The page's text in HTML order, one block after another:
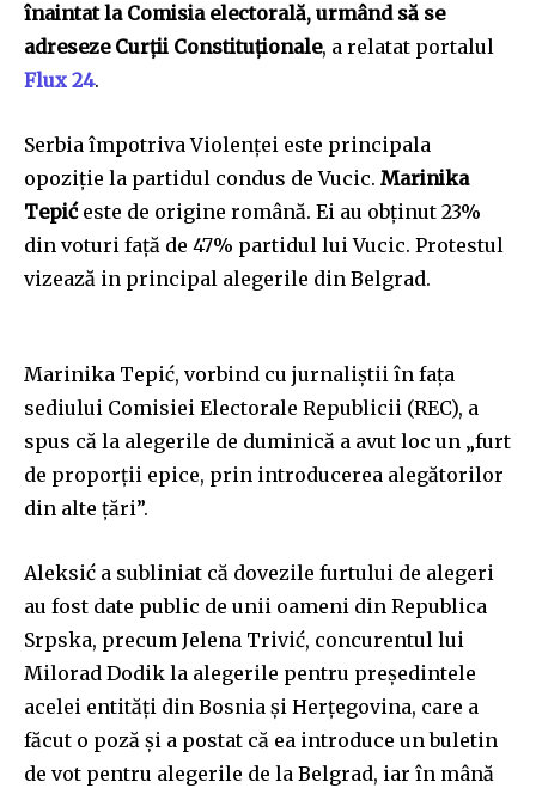
înaintat la Comisia electorală, urmând să se
adreseze Curții Constituționale, a relatat portalul
Flux 24.
Serbia împotriva Violenței este principala
opoziție la partidul condus de Vucic. Marinika
Tepić este de origine română. Ei au obținut 23%
din voturi față de 47% partidul lui Vucic. Protestul
vizează in principal alegerile din Belgrad.
Marinika Tepić, vorbind cu jurnaliştii în faţa
sediului Comisiei Electorale Republicii (REC), a
spus că la alegerile de duminică a avut loc un „furt
de proporţii epice, prin introducerea alegătorilor
din alte ţări”.
Aleksić a subliniat că dovezile furtului de alegeri
au fost date public de unii oameni din Republica
Srpska, precum Jelena Trivić, concurentul lui
Milorad Dodik la alegerile pentru președintele
acelei entități din Bosnia și Herțegovina, care a
făcut o poză și a postat că ea introduce un buletin
de vot pentru alegerile de la Belgrad, iar în mână